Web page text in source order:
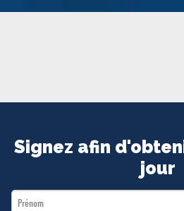
Signez afin
jour
First